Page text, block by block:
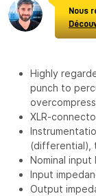
Nous
Highly
punch to
XLR-
(differential),
Nominal input
Input
Output